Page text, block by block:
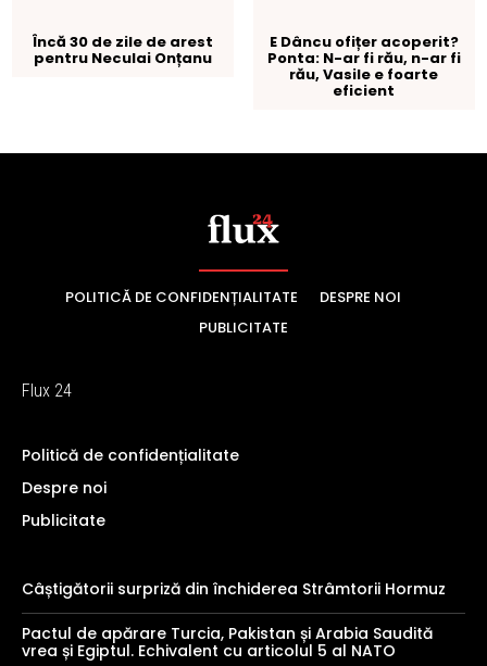
POLITICĂ DE CONFIDENȚIALITATE
DESPRE NOI
PUBLICITATE
Flux 24
Politică de confidențialitate
Despre noi
Publicitate
Câștigătorii surpriză din închiderea Strâmtorii Hormuz
Pactul de apărare Turcia, Pakistan și Arabia Saudită
vrea și Egiptul. Echivalent cu articolul 5 al NATO